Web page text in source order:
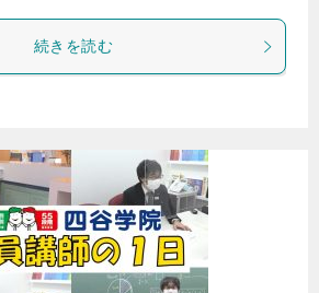
続きを読む